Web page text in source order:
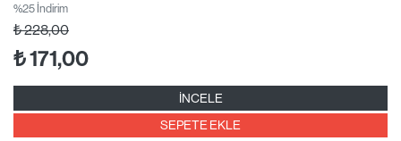
%25 İndirim
₺228,00
₺171,00
İNCELE
SEPETE EKLE